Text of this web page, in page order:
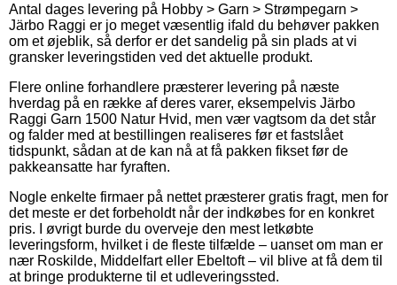
Antal dages levering på Hobby > Garn > Strømpegarn >
Järbo Raggi er jo meget væsentlig ifald du behøver pakken
om et øjeblik, så derfor er det sandelig på sin plads at vi
gransker leveringstiden ved det aktuelle produkt.
Flere online forhandlere præsterer levering på næste
hverdag på en række af deres varer, eksempelvis Järbo
Raggi Garn 1500 Natur Hvid, men vær vagtsom da det står
og falder med at bestillingen realiseres før et fastslået
tidspunkt, sådan at de kan nå at få pakken fikset før de
pakkeansatte har fyraften.
Nogle enkelte firmaer på nettet præsterer gratis fragt, men for
det meste er det forbeholdt når der indkøbes for en konkret
pris. I øvrigt burde du overveje den mest letkøbte
leveringsform, hvilket i de fleste tilfælde – uanset om man er
nær Roskilde, Middelfart eller Ebeltoft – vil blive at få dem til
at bringe produkterne til et udleveringssted.